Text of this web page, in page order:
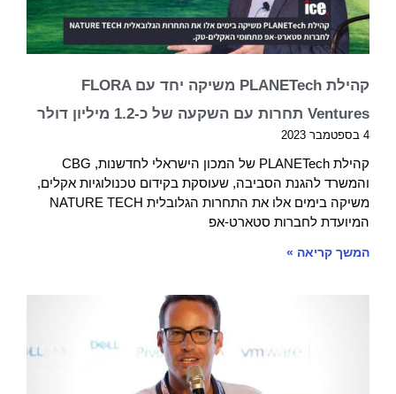
קהילת PLANETech משיקה יחד עם FLORA
Ventures תחרות עם השקעה של כ-1.2 מיליון דולר
4 בספטמבר 2023
קהילת PLANETech של המכון הישראלי לחדשנות, CBG
והמשרד להגנת הסביבה, שעוסקת בקידום טכנולוגיות אקלים,
משיקה בימים אלו את התחרות הגלובלית NATURE TECH
המיועדת לחברות סטארט-אפ
המשך קריאה »